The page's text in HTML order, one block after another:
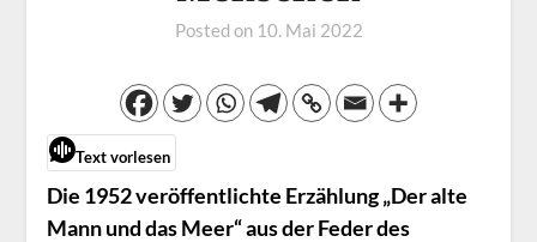
Posted on 10. Mai 2022
Text vorlesen
Die 1952 veröffentlichte Erzählung „Der alte
Mann und das Meer“ aus der Feder des